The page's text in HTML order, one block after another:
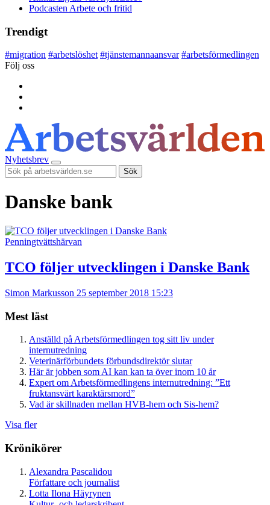
Podcasten Arbete och fritid
Trendigt
#migration #arbetslöshet #tjänstemannaansvar #arbetsförmedlingen
Följ oss
Nyhetsbrev
Sök
Danske bank
Penningtvättshärvan
TCO följer utvecklingen i Danske Bank
Simon Markusson 25 september 2018 15:23
Mest läst
Anställd på Arbetsförmedlingen tog sitt liv under
internutredning
Veterinärförbundets förbundsdirektör slutar
Här är jobben som AI kan kan ta över inom 10 år
Expert om Arbetsförmedlingens internutredning: ”Ett
fruktansvärt karaktärsmord”
Vad är skillnaden mellan HVB-hem och Sis-hem?
Visa fler
Krönikörer
Alexandra Pascalidou
Författare och journalist
Lotta Ilona Häyrynen